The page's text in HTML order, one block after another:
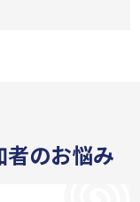
のお悩み